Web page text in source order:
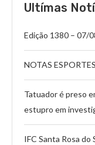
Ultímas
Edição 1380 – 07/
NOTAS ESPORTES
Tatuador é preso
estupro em
IFC Santa Rosa